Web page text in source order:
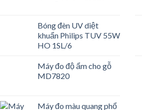
Bóng đèn UV diệt
khuẩn Philips TUV 55W
HO 1SL/6
Máy đo độ ẩm cho gỗ
MD7820
Máy đo màu quang phổ